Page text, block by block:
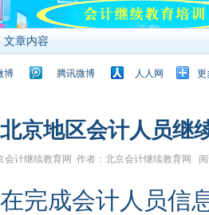
文章内容
博 腾讯微博 人人网 更
京地区会计人员继
会计继续教育网 作者：北京会计继续教育网 阅
完成会计人员信